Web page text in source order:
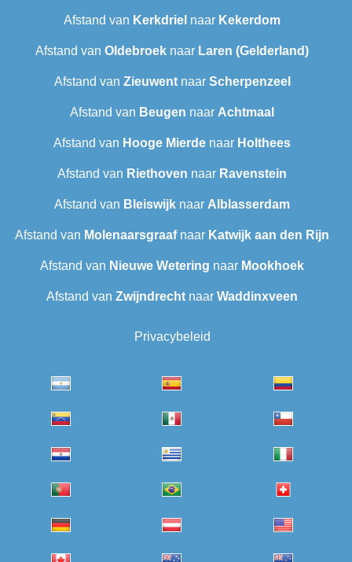
Afstand van Kerkdriel naar Kekerdom
Afstand van Oldebroek naar Laren (Gelderland)
Afstand van Zieuwentnaar Scherpenzeel
Afstand van Beugen naar Achtmaal
Afstand van Hooge Mierde naar Holthees
Afstand van Riethoven naar Ravenstein
Afstand van Bleiswijk naar Alblasserdam
Afstand van Molenaarsgraafnaar Katwijk aan den Rijn
Afstand van Nieuwe Wetering naar Mookhoek
Afstand van Zwijndrecht naar Waddinxveen
Privacybeleid